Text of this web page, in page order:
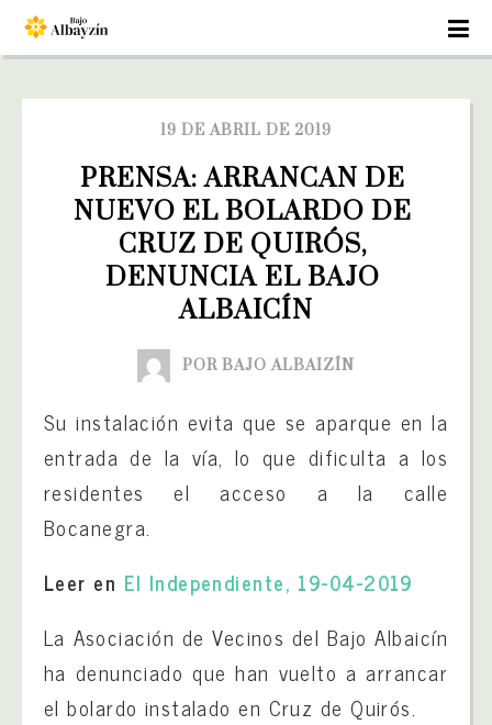
19 DE ABRIL DE 2019
PRENSA: ARRANCAN DE
NUEVO EL BOLARDO DE
CRUZ DE QUIRÓS,
DENUNCIA EL BAJO
ALBAICÍN
POR BAJO ALBAIZÍN
Su instalación evita que se aparque en la
entrada de la vía, lo que dificulta a los
residentes el acceso a la calle
Bocanegra.
Leer en El Independiente, 19-04-2019
La Asociación de Vecinos del Bajo Albaicín
ha denunciado que han vuelto a arrancar
el bolardo instalado en Cruz de Quirós.